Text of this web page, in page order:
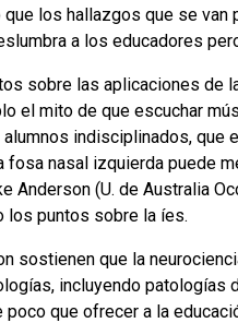
los hallazgos que se
a los educadores
sobre las aplicaciones de
el mito de que escuchar
alumnos indisciplinados,
fosa nasal izquierda puede
Anderson (U. de Australia
los puntos sobre la íes.
sostienen que la
incluyendo patologías
poco que ofrecer a la